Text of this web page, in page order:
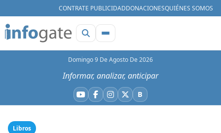
CONTRATE PUBLICIDADDONACIONESQUIÉNES SOMOS
Domingo 9 De Agosto De 2026
Informar, analizar, anticipar
YouTube
Facebook
Instagram
X BBluesky
Libros